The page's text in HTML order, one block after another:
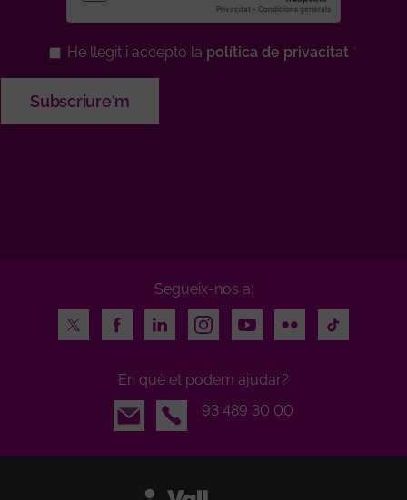
He llegit i accepto la política de privacitat
Segueix-nos a:
Twitter
FacebookLinkedInInstagramYoutubeFlickr TikTok
En què et podem ajudar?
Email
93 489 30 00